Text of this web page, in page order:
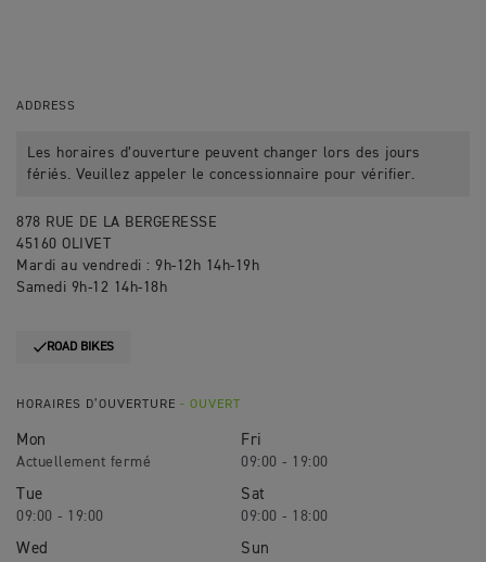
ADDRESS
Les horaires d’ouverture peuvent changer lors des jours
fériés. Veuillez appeler le concessionnaire pour vérifier.
878 RUE DE LA BERGERESSE
45160 OLIVET
Mardi au vendredi : 9h-12h 14h-19h
Samedi 9h-12 14h-18h
ROAD BIKES
HORAIRES D’OUVERTURE - OUVERT
Mon
Tue
09:00 - 19:00
Wed
Fri
09:00 - 19:00
Sat
09:00 - 18:00
Sun